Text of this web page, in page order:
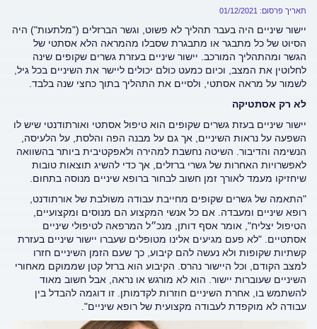
תאריך פרסום: 01/12/2021
יישור שיניים היה בעבר תהליך לא פשוט, וגשר הברזלים ("מלתעות") היה
הסיוט של כל מתבגר או מתבגרת שסבלו מהמראה הלא אסתטי של
הגשר ומהתהליך המורכב. יישור שיניים בעזרת גשרים שקופים שינה
לחלוטין את המצב, וכיום כמעט כולם יכולים ליישר את השיניים בכל גיל,
לשמור על מראה אסתטי, ולסיים את התהליך בתוך כחצי שנה בלבד.
לא רק אסתטיקה
יישור שיניים בעזת גשרים שקופים הוא טיפול אסתטי ואורתודנטי שיש לו
השפעה על נראות השיניים, אך גם על מבנה הפה והלסת, על הלעיסה,
הנשימה והדיבור. השיטה נחשבת למהירה ולאפקטיבית ביותר בהשוואה
לאפשרויות האחרות של גשרי ברזלים, אך כדי להשיג תוצאות טובות
שיחזיקו מעמד לאורך זמן חשוב לבחור ברופא שיניים מנוסה בתחום.
"התאמה של גשרים שקופים מחייבת עבודה משולבת של אורתודנט,
רופא שיניים ומעבדה. אם כל אנשי המקצוע הם מנוסים ומקצועיים,
הטיפול יצליח", אומר אסף דותן, מנכ״ל המרפאה לטיפולי שיניים
אסתטיים. "לא פעם מגיעים אלינו מטופלים שעברו יישור שיניים בעזרת
קשתיות שקופות ולא נעשה להם קיבוע, כך שעם הזמן השיניים חזרו
למצב הקודם, וכל היישור נהרס. הקיבוע הוא ברזל קטן שממוקם מאחורי
השיניים שעוברות יישור. הוא לא מורגש או נראה, אבל חשוב מאוד
להשתמש בו, אחרת השיניים חוזרות לקדמותן. זו דוגמה להבדל בין
עבודה לא מוקפדת לעבודה מקצועית של רופא שיניים".